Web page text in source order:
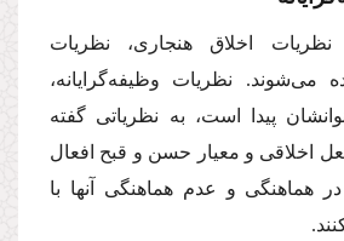
اخلاق هنجاری، نظریات
می‌شوند. نظریات وظیفه‌گرایانه،
پیدا است، به نظریاتی گفته
اخلاقی و معیار حسن و قبح افعال
در هماهنگی و عدم هماهنگی آنها با